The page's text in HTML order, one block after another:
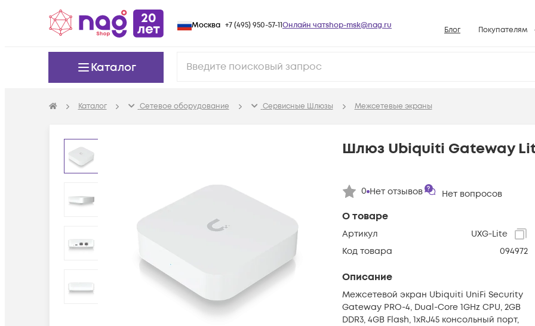
Москва +7 (495) 950-57-11Онлайн чатshop-msk@nag.ru Блог Покупателям
Возврат
База знаний
Каталог
Каталог Сетевое оборудование Сервисные Шлюзы Межсетевые экраны
О товаре
Артикул
UXG-Lite
Код товара
094972
Описание
Межсетевой экран Ubiquiti UniFi Security
Gateway PRO-4, Dual-Core 1GHz CPU, 2GB
DDR3, 4GB Flash, 1xRJ45 консольный порт,
Шлюз Ubiquiti Gateway
0 Нет отзывов Нет вопросов